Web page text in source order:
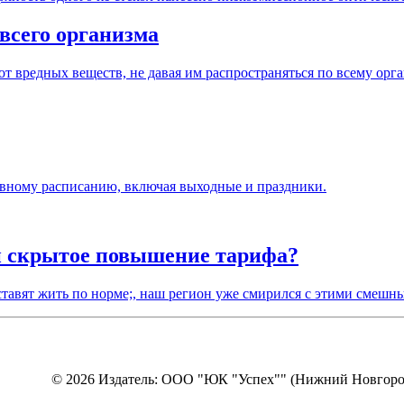
организма
веществ, не давая им распространяться по всему
расписанию, включая выходные и праздники.
повышение тарифа?
жить по норме;, наш регион уже смирился с этими
© 2026 Издатель: ООО "ЮК "Успех"" (Нижний